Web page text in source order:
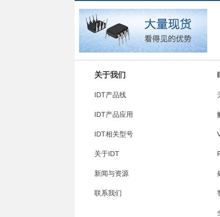
关于我们
IDT产品线
IDT产品应用
IDT相关型号
关于IDT
新闻与资源
联系我们